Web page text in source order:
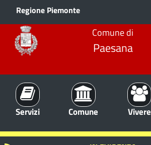
Regione Piemonte
Comune di
Paesana
Servizi Comune Vivere